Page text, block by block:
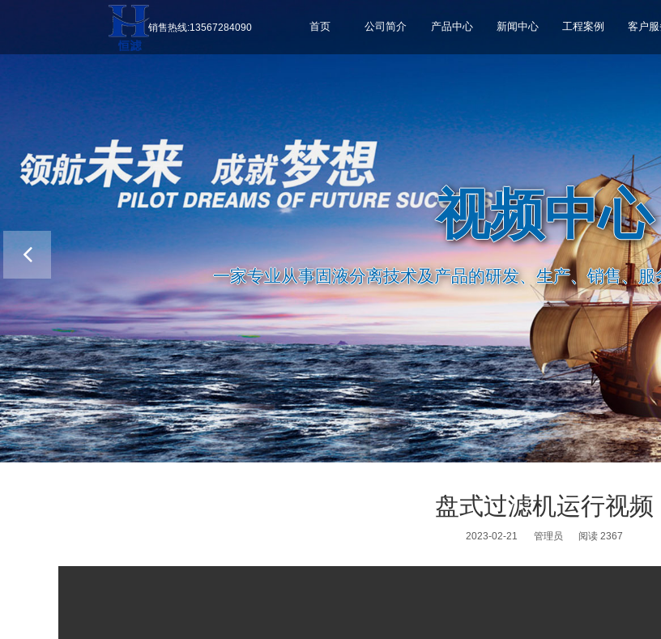
销售热线:13567284090 首页 公司简介 产品中心 新闻中心 工程案例 客户
视频中心
一家专业从事固液分离技术及产品的研发、生产、销售、
盘式过滤机运行视频
2023-02-21 管理员 阅读 2367